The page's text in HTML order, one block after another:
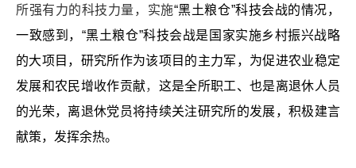
所强有力的科技力量，实施“黑土粮仓”科技会战的情况，
一致感到，“黑土粮仓”科技会战是国家实施乡村振兴战略
的大项目，研究所作为该项目的主力军，为促进农业稳定
发展和农民增收作贡献， 这是全所职工、也是离退休人员
的光荣，离退休党员将持续关注研究所的发展，积极建言
献策，发挥余热。